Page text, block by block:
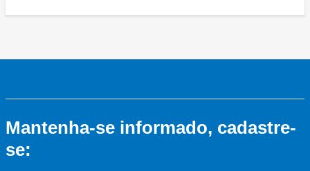
Mantenha-se informado, cadastre-
se: